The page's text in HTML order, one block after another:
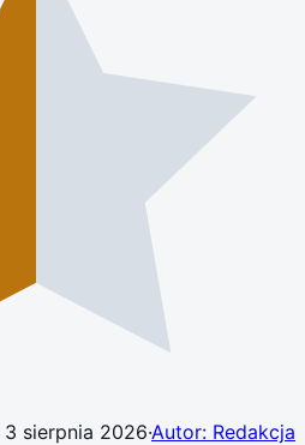
3 sierpnia 2026·Autor: Redakcja